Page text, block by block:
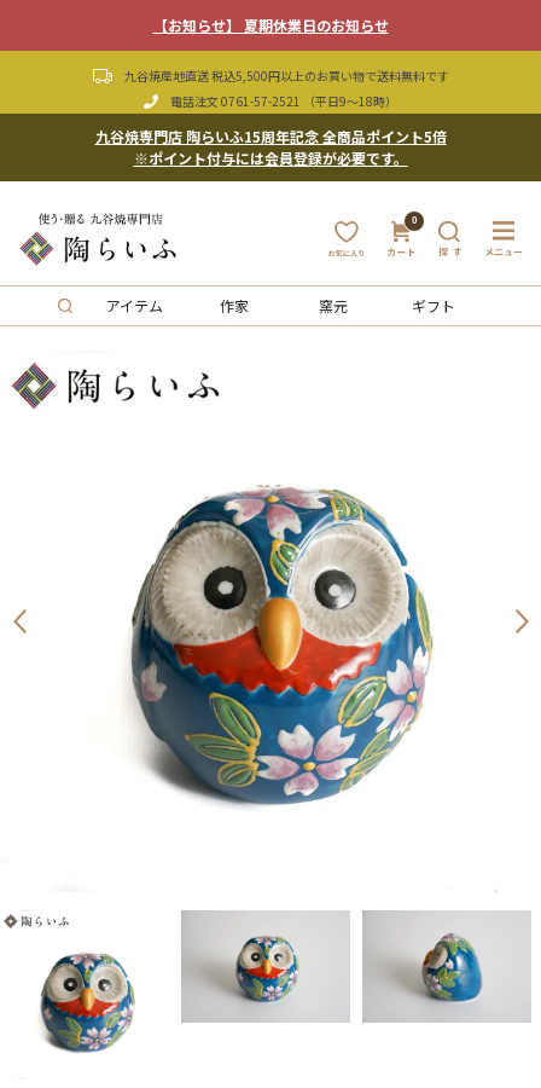
【お知らせ】 夏期休業日のお知らせ
九谷焼産地直送 税込5,500円以上のお買い物で送料無料です
電話注文 0761-57-2521 （平日9〜18時）
九谷焼専門店 陶らいふ15周年記念 全商品ポイント5倍
※ポイント付与には会員登録が必要です。
0
アイテム 作家 窯元 ギフト